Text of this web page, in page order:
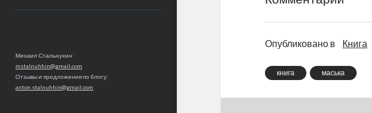
Михаил Стальнухин:
mstalnuhhin@gmail.com
Отзывы и предложения по блогу:
anton.stalnuhhin@gmail.com
(31) | (32) | (33) | (34) | (35) | (
Маськины уроки (11).
Однажды, когда Маська
ещё не перестал быть
Опубликовано в Книга
книга маська